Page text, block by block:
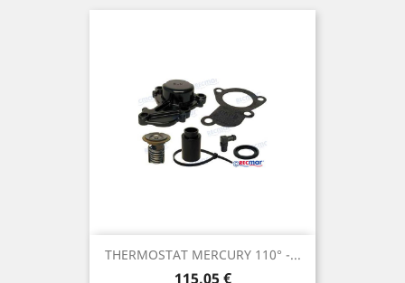
THERMOSTAT MERCURY 110° -...
Prix
115,05 €